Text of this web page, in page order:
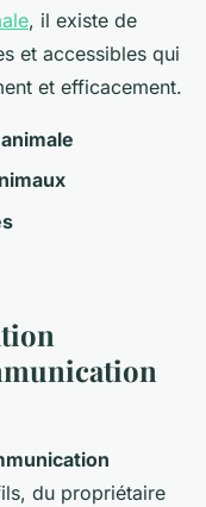
, il existe de
et accessibles qui
et efficacement.
du propriétaire